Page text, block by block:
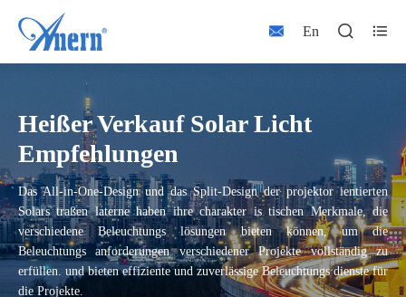
 En  
Heißer Verkauf Solar Licht
Empfehlungen
Das All-in-One-Design und das Split-Design der projektor ientierten
Solars traßen laterne haben ihre charakter is tischen Merkmale, die
verschiedene Beleuchtungs lösungen bieten können, um die
Beleuchtungs anforderungen verschiedener Projekte vollständig zu
erfüllen. und bieten effiziente und zuverlässige Beleuchtungs dienste für
die Projekte.